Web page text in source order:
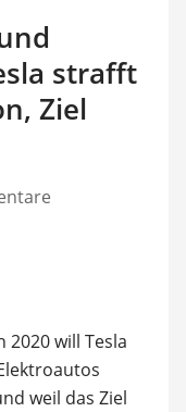
strafft
Ziel
2020 will Tesla
weil das Ziel